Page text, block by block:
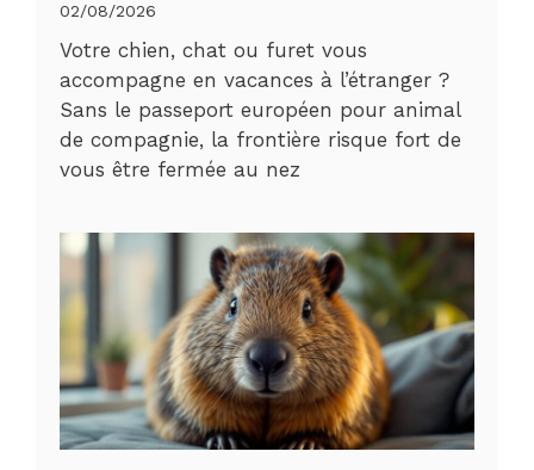
02/08/2026
Votre chien, chat ou furet vous
accompagne en vacances à l’étranger ?
Sans le passeport européen pour animal
de compagnie, la frontière risque fort de
vous être fermée au nez